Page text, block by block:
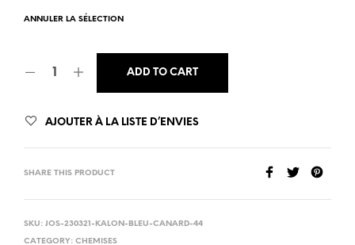
ANNULER LA SÉLECTION
ADD TO CART
AJOUTER À LA LISTE D’ENVIES
SHARE THIS PRODUCT
SKU: JOS-230321-KALON-BLEU-CANARD-44
CATEGORY: CHEMISES